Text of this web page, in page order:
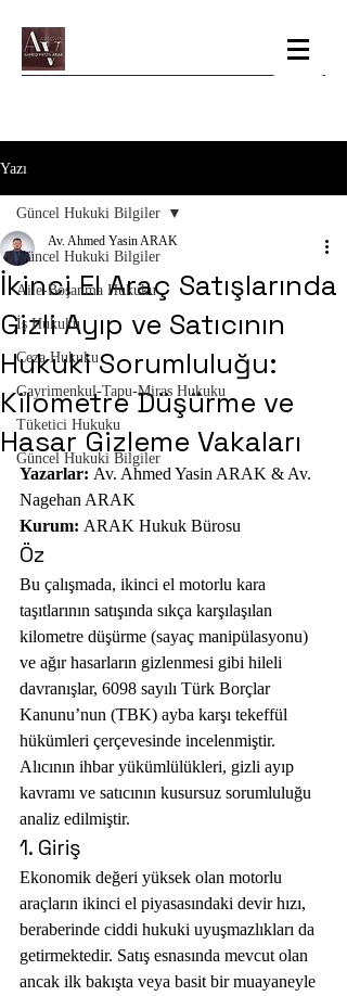
Yazı
Güncel Hukuki Bilgiler
Aile-Boşanma Hukuku
İş Hukuku
Ceza Hukuku
Gayrimenkul-Tapu-Miras Hukuku
Tüketici Hukuku
Güncel Hukuki Bilgiler
Güncel Hukuki Bilgiler
İkinci El Araç Satışlarında
Gizli Ayıp ve Satıcının
Hukuki Sorumluluğu:
Kilometre Düşürme ve
Hasar Gizleme Vakaları
Av. Ahmed Yasin ARAK
Yazarlar: Av. Ahmed Yasin ARAK & Av.
Nagehan ARAK
Kurum: ARAK Hukuk Bürosu
Öz
Bu çalışmada, ikinci el motorlu kara
taşıtlarının satışında sıkça karşılaşılan
kilometre düşürme (sayaç manipülasyonu)
ve ağır hasarların gizlenmesi gibi hileli
davranışlar, 6098 sayılı Türk Borçlar
Kanunu’nun (TBK) ayba karşı tekeffül
hükümleri çerçevesinde incelenmiştir.
Alıcının ihbar yükümlülükleri, gizli ayıp
kavramı ve satıcının kusursuz sorumluluğu
analiz edilmiştir.
1. Giriş
Ekonomik değeri yüksek olan motorlu
araçların ikinci el piyasasındaki devir hızı,
beraberinde ciddi hukuki uyuşmazlıkları da
getirmektedir. Satış esnasında mevcut olan
ancak ilk bakışta veya basit bir muayaneyle